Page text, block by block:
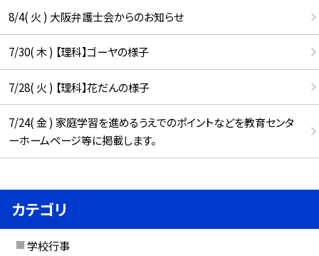
8/4( 火 ) 大阪弁護士会からのお知らせ
7/30( 木 ) 【理科】ゴーヤの様子
7/28( 火 ) 【理科】花だんの様子
7/24( 金 ) 家庭学習を進めるうえでのポイントなどを教育センタ
ーホームページ等に掲載します。
カテゴリ
学校行事